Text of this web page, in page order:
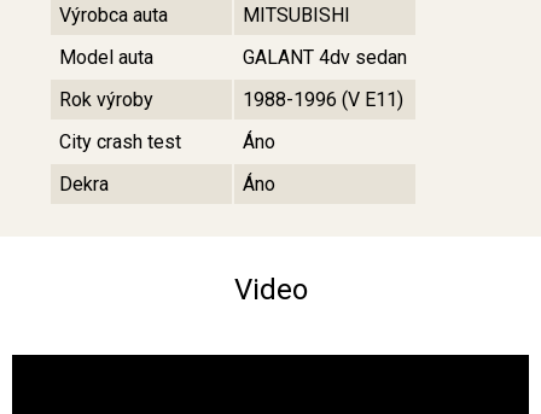
Výrobca auta
MITSUBISHI
Model auta
GALANT 4dv sedan
Rok výroby
1988-1996 (V E11)
City crash test
Áno
Dekra
Áno
Video